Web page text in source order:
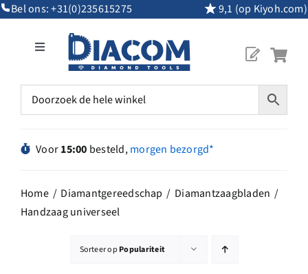
GaBel ons:+31(0)235615275 9,1 (op Kiyoh.com)
Toggle
Navigation
Mijn Account
Overig Gereedschap
Voor15:00 besteld,morgen bezorgd*
Home Diamantgereedschap
Diamantzaagbladen
Handzaag universeel
Sorteer op Populariteit